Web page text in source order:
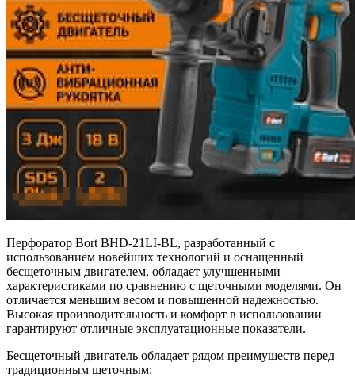
Перфоратор Bort BHD-21LI-BL, разработанный с
использованием новейших технологий и оснащенный
бесщеточным двигателем, обладает улучшенными
характеристиками по сравнению с щеточными моделями. Он
отличается меньшим весом и повышенной надежностью.
Высокая производительность и комфорт в использовании
гарантируют отличные эксплуатационные показатели.
Бесщеточный двигатель обладает рядом преимуществ перед
традиционным щеточным: